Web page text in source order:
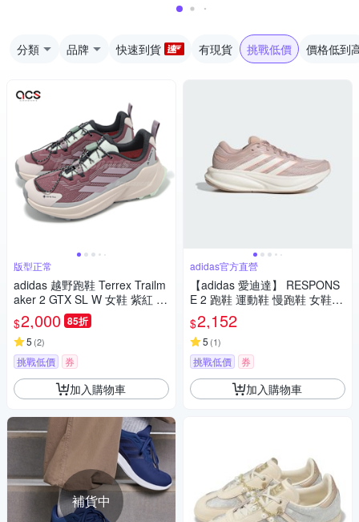
分類 品牌 快速到貨 有現貨 挑戰低價 價格低到
版型正常
adidas 越野跑鞋 Terrex Trailm
aker 2 GTX SL W 女鞋 紫紅 防
水 機能 愛迪達 JP5242
$2,000 85折
5 (2)
挑戰低價 券
加入購物車
補貨中
adidas官方直營
【adidas 愛迪達】 RESPONS
E 2 跑鞋 運動鞋 慢跑鞋 女鞋 K
J1763
$2,152
5 (1)
挑戰低價 券
加入購物車